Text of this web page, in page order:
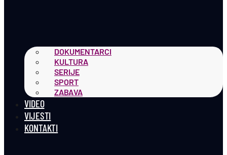
DOKUMENTARCI
KULTURA
SERIJE
SPORT
ZABAVA
VIDEO
VIJESTI
KONTAKTI